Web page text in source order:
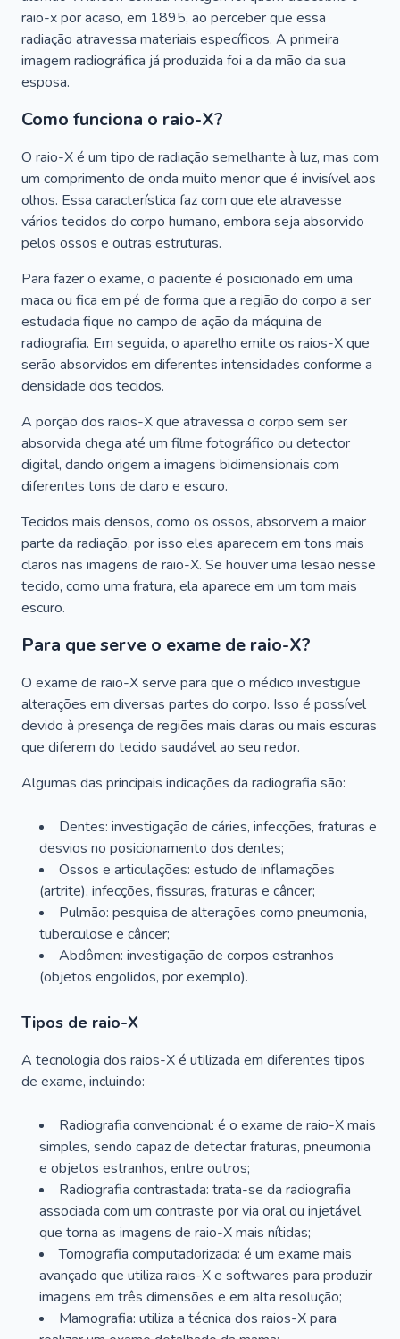
raio-x por acaso, em 1895, ao perceber que essa
radiação atravessa materiais específicos. A primeira
imagem radiográfica já produzida foi a da mão da sua
esposa.
Como funciona o raio-X?
O raio-X é um tipo de radiação semelhante à luz, mas com
um comprimento de onda muito menor que é invisível aos
olhos. Essa característica faz com que ele atravesse
vários tecidos do corpo humano, embora seja absorvido
pelos ossos e outras estruturas.
Para fazer o exame, o paciente é posicionado em uma
maca ou fica em pé de forma que a região do corpo a ser
estudada fique no campo de ação da máquina de
radiografia. Em seguida, o aparelho emite os raios-X que
serão absorvidos em diferentes intensidades conforme a
densidade dos tecidos.
A porção dos raios-X que atravessa o corpo sem ser
absorvida chega até um filme fotográfico ou detector
digital, dando origem a imagens bidimensionais com
diferentes tons de claro e escuro.
Tecidos mais densos, como os ossos, absorvem a maior
parte da radiação, por isso eles aparecem em tons mais
claros nas imagens de raio-X. Se houver uma lesão nesse
tecido, como uma fratura, ela aparece em um tom mais
escuro.
Para que serve o exame de raio-X?
O exame de raio-X serve para que o médico investigue
alterações em diversas partes do corpo. Isso é possível
devido à presença de regiões mais claras ou mais escuras
que diferem do tecido saudável ao seu redor.
Algumas das principais indicações da radiografia são:
Dentes: investigação de cáries, infecções, fraturas e
desvios no posicionamento dos dentes;
Ossos e articulações: estudo de inflamações
(artrite), infecções, fissuras, fraturas e câncer;
Pulmão: pesquisa de alterações como pneumonia,
tuberculose e câncer;
Abdômen: investigação de corpos estranhos
(objetos engolidos, por exemplo).
Tipos de raio-X
A tecnologia dos raios-X é utilizada em diferentes tipos
de exame, incluindo:
Radiografia convencional: é o exame de raio-X mais
simples, sendo capaz de detectar fraturas, pneumonia
e objetos estranhos, entre outros;
Radiografia contrastada: trata-se da radiografia
associada com um contraste por via oral ou injetável
que torna as imagens de raio-X mais nítidas;
Tomografia computadorizada: é um exame mais
avançado que utiliza raios-X e softwares para produzir
imagens em três dimensões e em alta resolução;
Mamografia: utiliza a técnica dos raios-X para